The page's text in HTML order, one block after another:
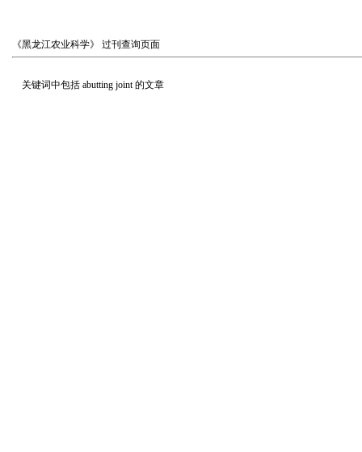
《黑龙江农业科学》 过刊查询页面
关键词中包括 abutting joint的文章